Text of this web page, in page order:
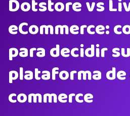
Dotstore vs
eCommerce:
para decidir
plataforma
commerce